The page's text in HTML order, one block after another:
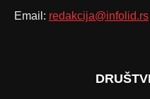
Email: redakcija@infolid.rs